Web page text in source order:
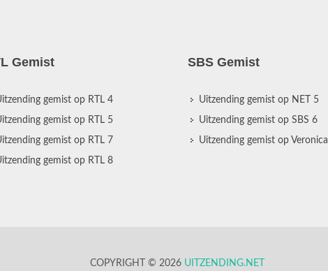
Gemist
gemist op RTL 4
gemist op RTL 5
gemist op RTL 7
gemist op RTL 8
SBS Gemist
Uitzending gemist op NET 5
Uitzending gemist op SBS 6
Uitzending gemist op Veronica
COPYRIGHT © 2026 UITZENDING.NET